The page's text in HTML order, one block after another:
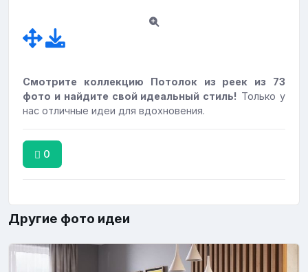
Смотрите коллекцию Потолок из реек из 73
фото и найдите свой идеальный стиль! Только у
нас отличные идеи для вдохновения.
0
Другие фото идеи